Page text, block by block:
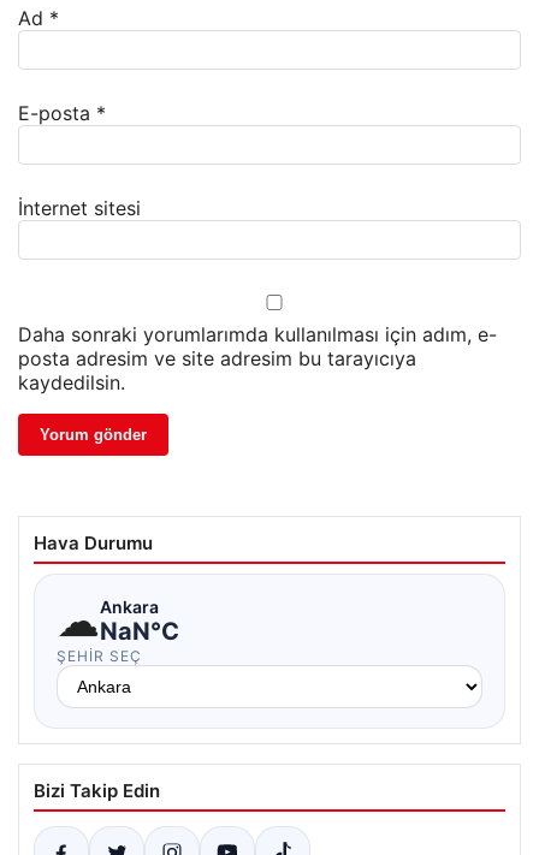
Ad *
E-posta *
İnternet sitesi
Daha sonraki yorumlarımda kullanılması için adım, e-
posta adresim ve site adresim bu tarayıcıya
kaydedilsin.
Hava Durumu
☁Ankara
NaN°C
ŞEHIR SEÇ
Bizi Takip Edin